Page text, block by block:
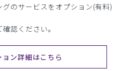
のサービスをオプション(有料)
認ください。
ン詳細はこちら